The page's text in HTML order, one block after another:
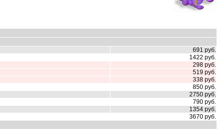
691 руб.
1422 руб.
298 руб.
519 руб.
338 руб.
850 руб.
2750 руб.
790 руб.
1354 руб.
3670 руб.